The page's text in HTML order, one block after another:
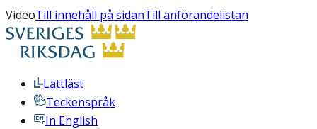
VideoTill innehåll på sidanTill anförandelistan
Lättläst
Teckenspråk
In English